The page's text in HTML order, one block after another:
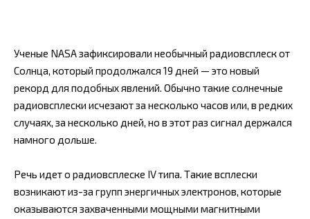
Ученые NASA зафиксировали необычный радиовсплеск от
Солнца, который продолжался 19 дней — это новый
рекорд для подобных явлений. Обычно такие солнечные
радиовсплески исчезают за несколько часов или, в редких
случаях, за несколько дней, но в этот раз сигнал держался
намного дольше.
Речь идет о радиовсплеске IV типа. Такие всплески
возникают из-за групп энергичных электронов, которые
оказываются захваченными мощными магнитными